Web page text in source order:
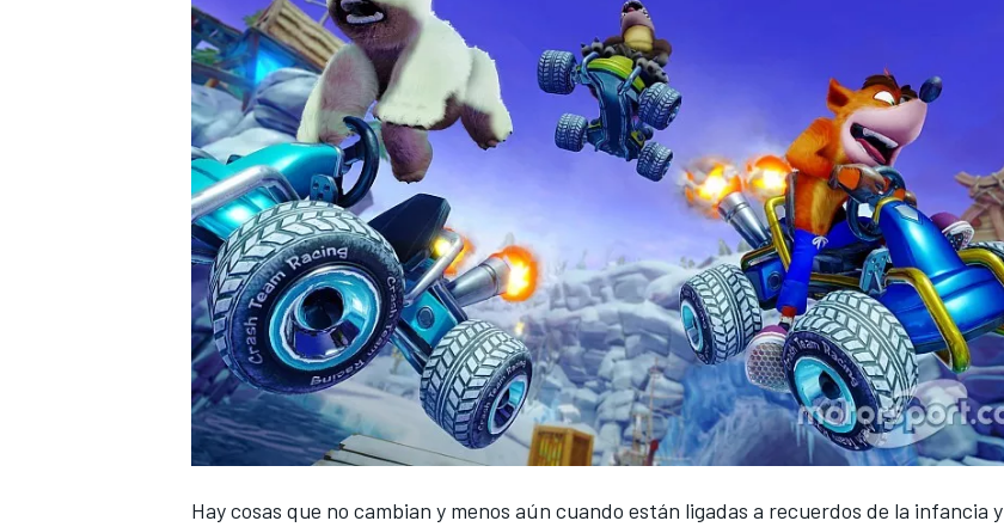
WEC FÓRMULA E
Hay cosas que no cambian y menos aún cuando están ligadas a recuerdos de la infancia y